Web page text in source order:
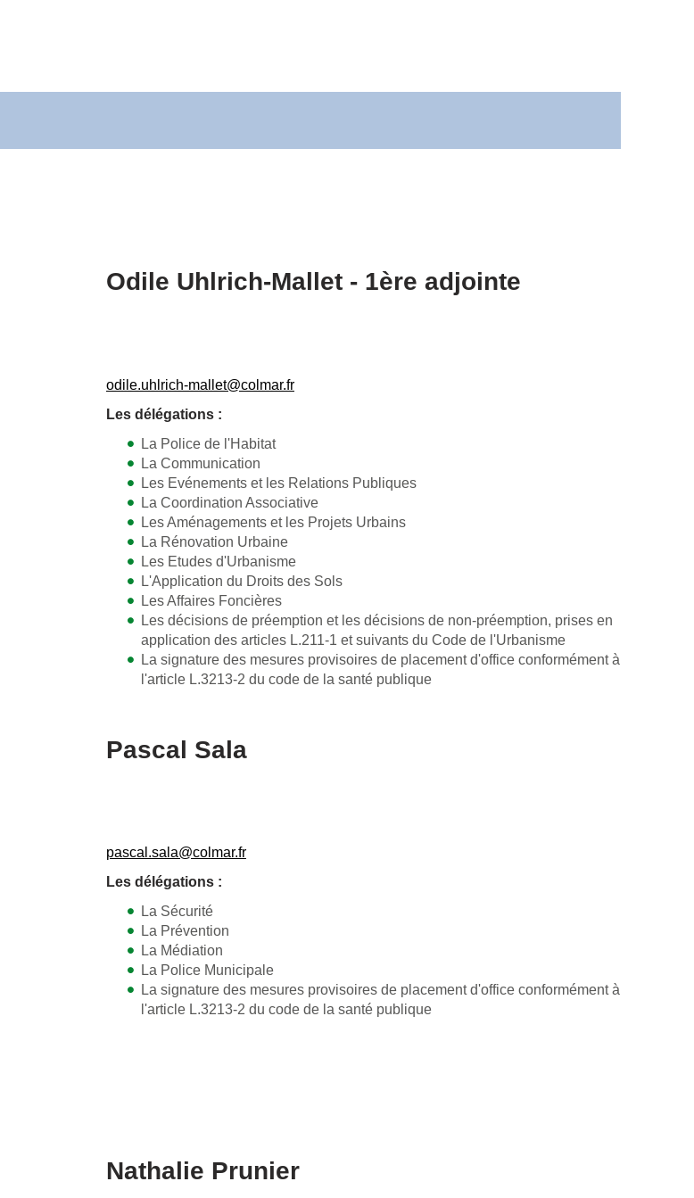
Odile Uhlrich-Mallet - 1ère adjointe
odile.uhlrich-mallet@colmar.fr
Les délégations :
La Police de l'Habitat
La Communication
Les Evénements et les Relations Publiques
La Coordination Associative
Les Aménagements et les Projets Urbains
La Rénovation Urbaine
Les Etudes d'Urbanisme
L'Application du Droits des Sols
Les Affaires Foncières
Les décisions de préemption et les décisions de non-préemption, prises en
application des articles L.211-1 et suivants du Code de l'Urbanisme
La signature des mesures provisoires de placement d'office conformément à
l'article L.3213-2 du code de la santé publique
Pascal Sala
pascal.sala@colmar.fr
Les délégations :
La Sécurité
La Prévention
La Médiation
La Police Municipale
La signature des mesures provisoires de placement d'office conformément à
l'article L.3213-2 du code de la santé publique
Nathalie Prunier